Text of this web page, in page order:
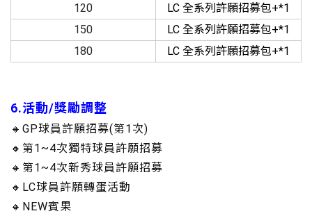
120
LC 全系列許願招募包+*1
150
LC 全系列許願招募包+*1
180
LC 全系列許願招募包+*1
6.活動/獎勵調整
🔸GP球員許願招募(第1次)
🔸第1~4次獨特球員許願招募
🔸第1~4次新秀球員許願招募
🔸LC球員許願轉蛋活動
🔸NEW賓果